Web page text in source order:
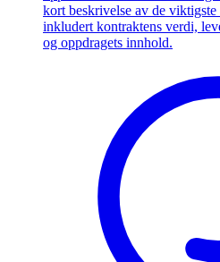
kort beskrivelse av de viktigste
inkludert kontraktens verdi,
og oppdragets innhold.